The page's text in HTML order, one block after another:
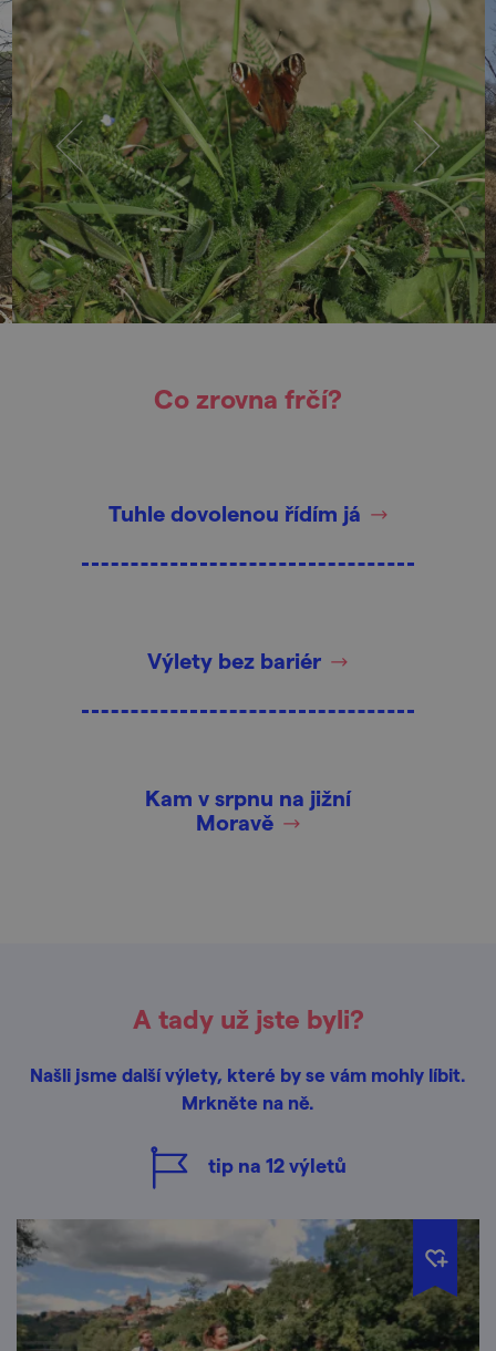
Co zrovna frčí?
Tuhle dovolenou řídím já
Výlety bez bariér
Kam v srpnu na jižní
Moravě
A tady už jste byli?
Našli jsme další výlety, které by se vám mohly líbit.
Mrkněte na ně.
tip na 12výletů